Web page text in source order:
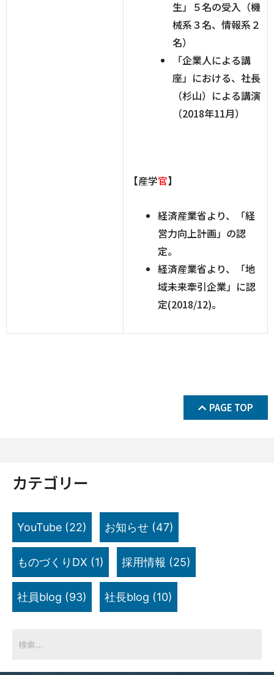
生」５名の受入（機
械系３名、情報系２
名）
「企業人による講
座」における、社長
（杉山）による講演
（2018年11月）
【産学官】
経済産業省より、「経
営力向上計画」の認
定。
経済産業省より、「地
域未来牽引企業」に認
定(2018/12)。
PAGE TOP
カテゴリー
YouTube (22) お知らせ (47)
ものづくりDX (1) 採用情報 (25)
社員blog (93) 社長blog (10)